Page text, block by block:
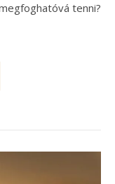
tenni?